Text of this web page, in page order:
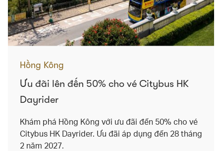
Hồng Kông
Ưu đãi lên đến 50% cho vé Citybus HK
Dayrider
Khám phá Hồng Kông với ưu đãi đến 50% cho vé
Citybus HK Dayrider. Ưu đãi áp dụng đến 28 tháng
2 năm 2027.